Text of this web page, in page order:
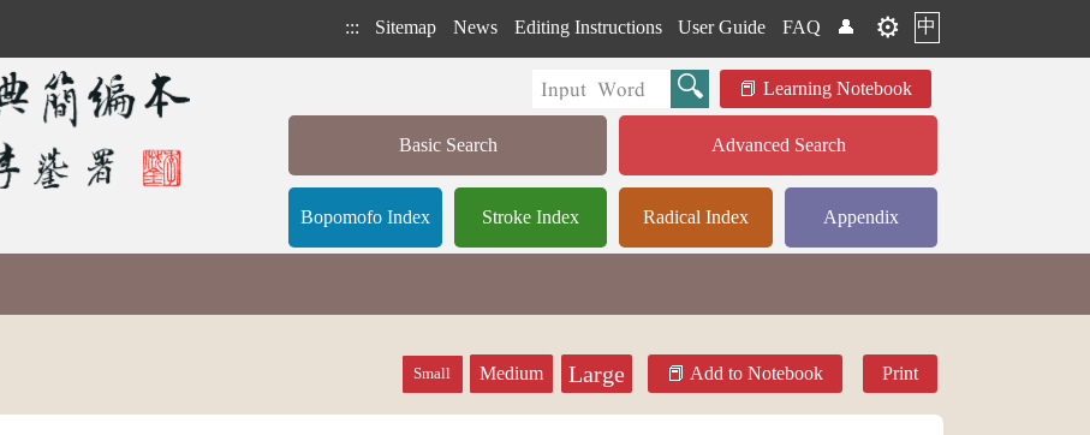
::: Sitemap News Editing Instructions User Guide FAQ 👤 ⚙️ 中
Learning Notebook
Basic Search Advanced Search
Bopomofo Index Stroke Index Radical Index Appendix
Small Medium Large Add to Notebook Print